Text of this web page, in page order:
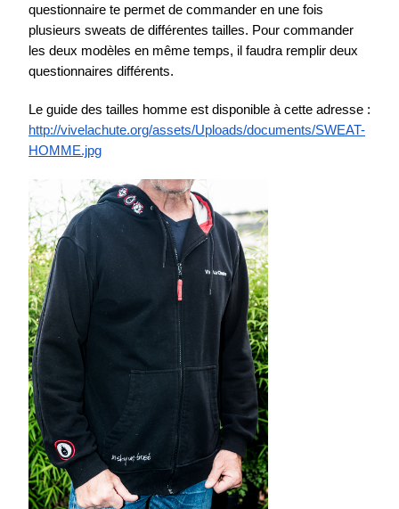
questionnaire te permet de commander en une fois
plusieurs sweats de différentes tailles. Pour commander
les deux modèles en même temps, il faudra remplir deux
questionnaires différents.
http://vivelachute.org/assets/Uploads/documents/SWEAT-
HOMME.jpg